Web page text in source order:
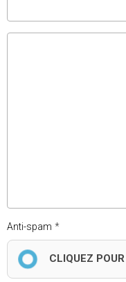
Anti-spam
CLIQUEZ